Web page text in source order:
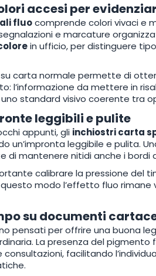
accesi per
fluocomprende colori vivaci e
e marcature
in ufficio, per distinguere
su carta normale permette di
l’informazione da mettere in
standard visivo coerente tra
leggibili e pulite
appunti, gli inchiostri carta
un’impronta leggibile e pulita.
mantenere nitidi anche i bordi
calibrare la pressione del
modo l’effetto fluo rimane
su documenti
pensati per offrire una buona
La presenza del
facilitando